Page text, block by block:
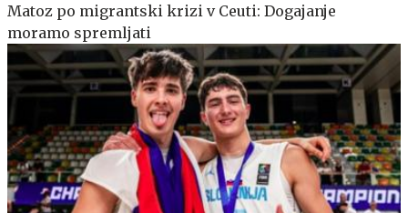
Matoz po migrantski krizi v Ceuti: Dogajanje
moramo spremljati